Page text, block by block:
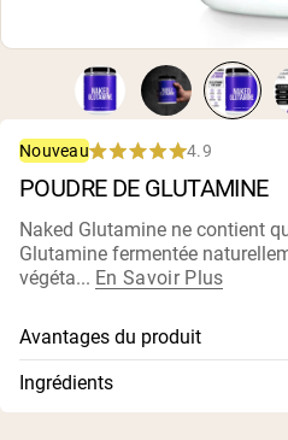
Shop All
PROTÉINES
Protéine de
Shop All
Nouveau
Rated
4.9
of
5
stars
4.9
POUDRE DE GLUTAMINE
Naked Glutamine ne contient
Glutamine fermentée
végéta... En Savoir Plus
Avantages du produit
Glutamine de la plus haute
Ingrédients
L-Glutamine